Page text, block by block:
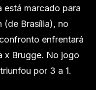
está marcado para
(de Brasília), no
enfrentará
x Brugge. No jogo
por 3 a 1.